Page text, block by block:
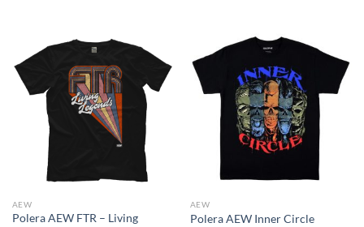
AEW
Polera AEW FTR – Living
AEW
Polera AEW Inner Circle